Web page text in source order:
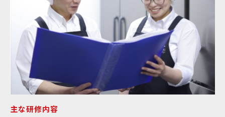
主な研修内容